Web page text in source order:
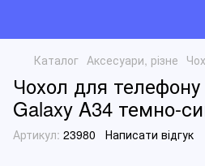
Каталог Аксесуари, різне
Чохол для
Galaxy A34 темно-
Артикул: 23980 Написати відгук